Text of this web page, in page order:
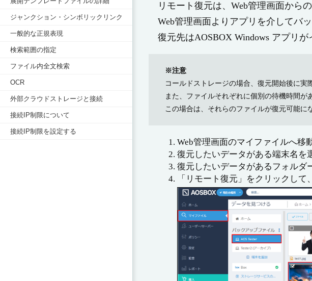
ジャンクション・シンボリックリンク
一般的な正規表現
検索範囲の指定
ファイル内全文検索
OCR
外部クラウドストレージと接続
接続IP制限について
接続IP制限を設定する
リモート復元は、Web管理画面から
Web管理画面よりアプリを介してバ
復元先はAOSBOX Windows アプリ
※注意
コールドストレージの場合、復元開始後に実
また、ファイルそれぞれに個別の待機時間が
この場合は、それらのファイルが復元可能に
Web管理画面のマイファイルへ移
復元したいデータがある端末名を
復元したいデータがあるフォルダ
「リモート復元」をクリックし